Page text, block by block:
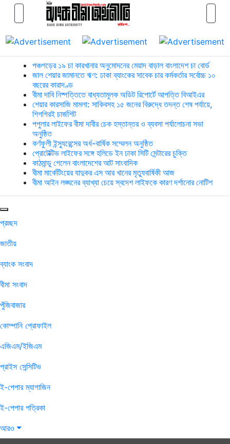
পঞ্চগড়ের ১৯ চা কারখানার অনুমোদনের মেয়াদ বাড়াল বাংলাদেশ চা বোর্ড
জাল শেয়ার জামানতে ঋণ: ঢাকা ব্যাংকের সাবেক চার কর্মকর্তার সর্বোচ্চ ১০
বছরের কারাদণ্ড
বীমা দাবি নিষ্পত্তিতে বাধ্যতামূলক অডিট রিপোর্টে আপত্তি বিআইএর
শেয়ার কারসাজি মামলা: সাকিবসহ ১৫ জনের বিরুদ্ধে তদন্ত শেষ পর্যায়ে,
শিগগিরই চার্জশিট
পপুলার লাইফের বীমা দাবীর চেক হস্তান্তর ও ব্যবসা পর্যালোচনা সভা
অনুষ্ঠিত
কর্ণফুলী ইন্স্যুরেন্সের অর্ধ-বার্ষিক সম্মেলন অনুষ্ঠিত
প্রোটেক্টিভ লাইফের সঙ্গে হলিডে ইন ঢাকা সিটি সেন্টারের চুক্তি
কাঠমান্ডু গেলেন বাংলাদেশের আট সাংবাদিক
বীমা মার্কেটিংয়ের যাদুকর এস আর খানের মৃত্যুবার্ষিকী আজ
বীমা আইন লঙ্ঘনের ব্যাখ্যা চেয়ে স্বদেশ লাইফকে কারণ দর্শানোর নোটিশ
প্রচ্ছদ
জাতীয়
ব্যাংক সংবাদ
বীমা সংবাদ
পুঁজিবাজার
কোম্পানি প্রোফাইল
এজিএম/ইজিএম
প্রাইস সেন্সিটিভ
ই-পেপার ম্যাগাজিন
ই-পেপার পত্রিকা
আরও